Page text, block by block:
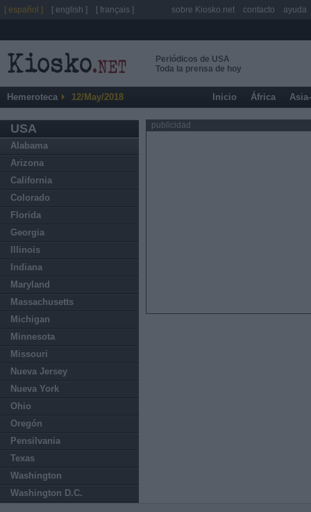
Periódicos de USA
Toda la prensa de hoy
Hemeroteca 12/May/2018 Inicio África
USA
Alabama
Arizona
California
Colorado
Florida
Georgia
Illinois
Indiana
Maryland
Massachusetts
Michigan
Minnesota
Missouri
Nueva Jersey
Nueva York
Ohio
Oregón
Pensilvania
Texas
Washington
Washington D.C.
publicidad
[ español ] [ english ] [ français ] sobre Kiosko.net contacto ayuda